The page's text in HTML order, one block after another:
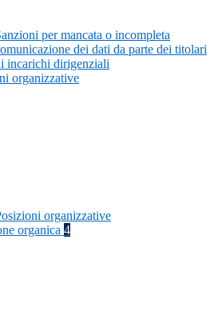
per mancata o incompleta
dei dati da parte dei titolari
incarichi dirigenziali
organizzative
organizzative
organica 4